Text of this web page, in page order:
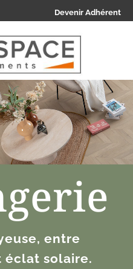
Devenir Adhérent
entre
solaire.